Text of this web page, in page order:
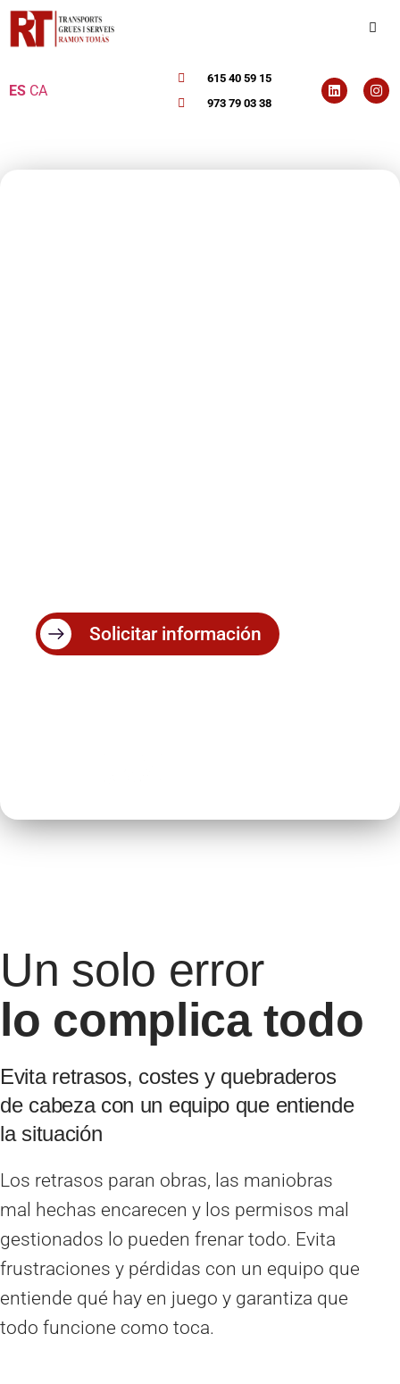
ES CA
615 40 59 15
973 79 03 38
Solicitar información
Un solo error
lo complica todo
Evita retrasos, costes y quebraderos
de cabeza con un equipo que entiende
la situación
Los retrasos paran obras, las maniobras
mal hechas encarecen y los permisos mal
gestionados lo pueden frenar todo. Evita
frustraciones y pérdidas con un equipo que
entiende qué hay en juego y garantiza que
todo funcione como toca.